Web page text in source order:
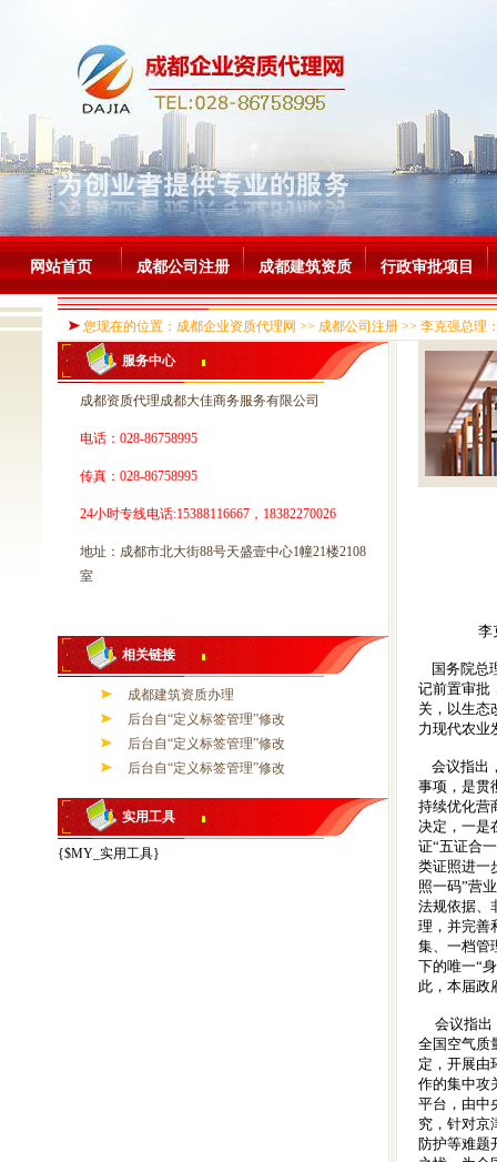
网站首页 成都公司注册 成都建筑资质 行政审批项目
您现在的位置：成都企业资质代理网 >> 成都公司注册 >> 李克强总理
服务中心
成都资质代理成都大佳商务服务有限公司
电话：028-86758995
传真：028-86758995
24小时专线电话:15388116667，18382270026
地址：成都市北大街88号天盛壹中心1幢21楼2108
室
相关链接
成都建筑资质办理
后台自“定义标签管理”修改
后台自“定义标签管理”修改
后台自“定义标签管理”修改
实用工具
{$MY_实用工具}
李克强总
国务院总
记前置审批
关，以生态
力现代农业
会议指出
事项，是贯
持续优化营
决定，一是
证“五证合
类证照进一
照一码”营
法规依据、
理，并完善
集、一档管
下的唯一“
此，本届政
会议指出
全国空气质
定，开展由
作的集中攻
平台，由中
究，针对京
防护等难题